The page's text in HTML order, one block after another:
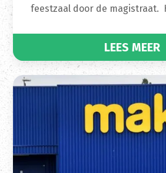
feestzaal door de magistraat.
LEES MEER